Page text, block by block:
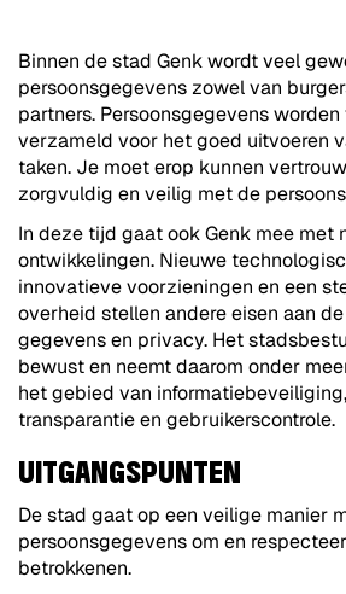
Binnen de stad Genk wordt veel
persoonsgegevens zowel van
partners. Persoonsgegevens
verzameld voor het goed uitvoeren
taken. Je moet erop kunnen
zorgvuldig en veilig met de
In deze tijd gaat ook Genk mee met
ontwikkelingen. Nieuwe
innovatieve voorzieningen en een
overheid stellen andere eisen aan
gegevens en privacy. Het
bewust en neemt daarom onder
het gebied van
transparantie en gebruikerscontrole.
UITGANGSPUNTEN
De stad gaat op een veilige manier
persoonsgegevens om en
betrokkenen.